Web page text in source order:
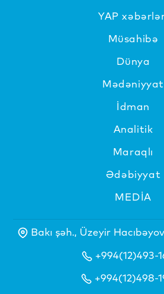
YAP
Müsahibə
Dünya
Mədəniyyat
İdman
Analitik
Maraqlı
Ədəbiyyat
MEDİA
Bakı şəh., Üzeyir
+994(12)493-
+994(12)498-